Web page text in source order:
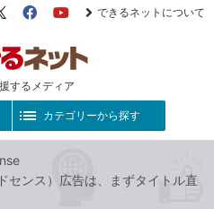
するメディア
X（旧
FacebookYouTube
できるネットについて
カテゴリーから探す
センス）広告は、まずタイトル直